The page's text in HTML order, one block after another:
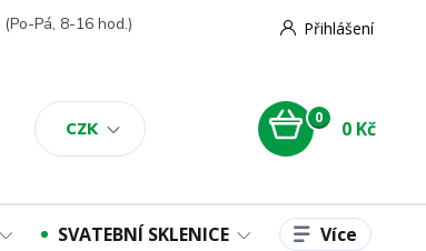
CZK
Přihlášení
(Po-Pá, 8-16 hod.)
0 0 Kč
SVATEBNÍ SKLENICE Více